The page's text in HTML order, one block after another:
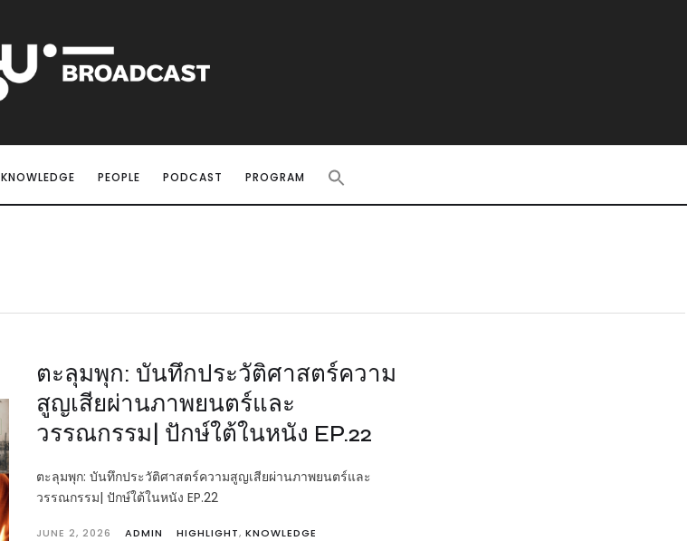
KNOWLEDGE PEOPLE PODCAST PROGRAM
ตะลุมพุก: บันทึกประวัติศาสตร์ความ
สูญเสียผ่านภาพยนตร์และ
วรรณกรรม| ปักษ์ใต้ในหนัง EP.22
ตะลุมพุก: บันทึกประวัติศาสตร์ความสูญเสียผ่านภาพยนตร์และ
วรรณกรรม| ปักษ์ใต้ในหนัง EP.22
JUNE 2, 2026 ADMIN HIGHLIGHT, KNOWLEDGE